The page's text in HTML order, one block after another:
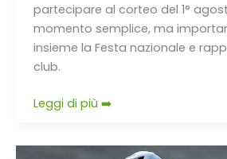
partecipare al corteo del 1°
momento semplice, ma
insieme la Festa nazionale e
club.
Leggi di più ➡️